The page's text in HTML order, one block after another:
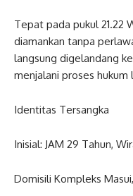
​Tepat pada pukul 21.22
diamankan tanpa
langsung digelandang
menjalani proses hukum
​Identitas Tersangka
​Inisial: JAM 29 Tahun,
​Domisili Kompleks